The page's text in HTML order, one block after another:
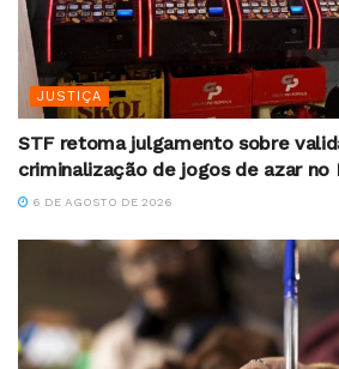
JUSTIÇA
STF retoma julgamento sobre
criminalização de jogos de azar no
6 DE AGOSTO DE 2026